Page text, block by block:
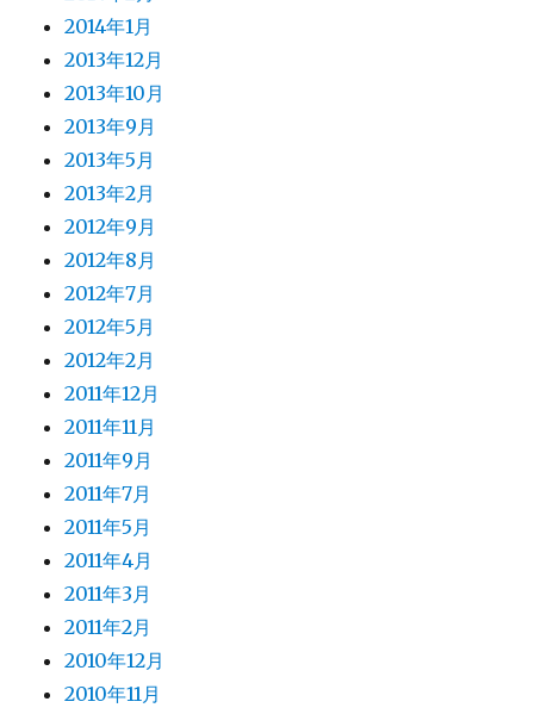
2014年1月
2013年12月
2013年10月
2013年9月
2013年5月
2013年2月
2012年9月
2012年8月
2012年7月
2012年5月
2012年2月
2011年12月
2011年11月
2011年9月
2011年7月
2011年5月
2011年4月
2011年3月
2011年2月
2010年12月
2010年11月